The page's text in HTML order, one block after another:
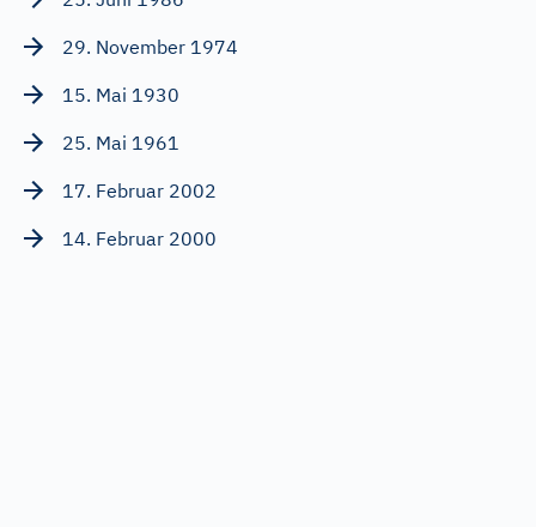
29. November 1974
15. Mai 1930
25. Mai 1961
17. Februar 2002
14. Februar 2000